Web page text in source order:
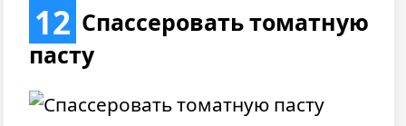
12 Спассеровать томатную
пасту